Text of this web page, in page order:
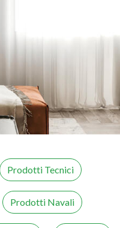
Prodotti Tecnici
Prodotti Navali